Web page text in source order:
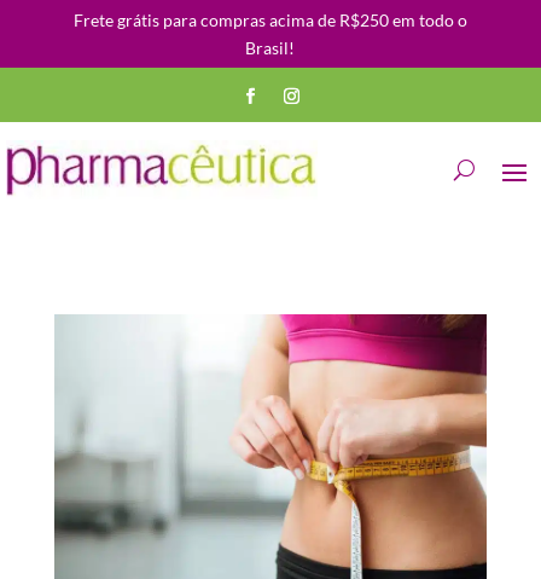
Frete grátis para compras acima de R$250 em todo o
Brasil!